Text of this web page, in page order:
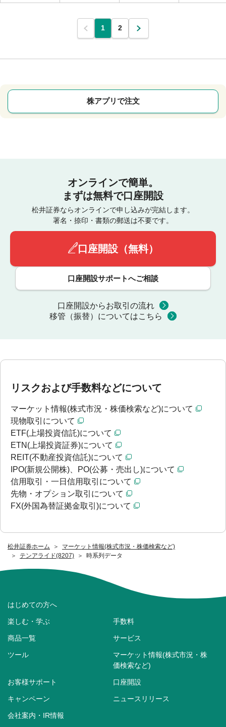
松井証券ホーム
マーケット情報(株式市況・株価検索など)
テンアライド(8207)
時系列データ
1 2
株アプリで注文
オンラインで簡単。
まずは無料で口座開設
松井証券ならオンラインで申し込みが完結します。
署名・捺印・書類の郵送は不要です。
口座開設（無料）
口座開設サポートへご相談
口座開設からお取引の流れ
移管（振替）についてはこちら
リスクおよび手数料などについて
マーケット情報(株式市況・株価検索など)について
現物取引について
ETF(上場投資信託)について
ETN(上場投資証券)について
REIT(不動産投資信託)について
IPO(新規公開株)、PO(公募・売出し)について
信用取引・一日信用取引について
先物・オプション取引について
FX(外国為替証拠金取引)について
はじめての方へ
楽しむ・学ぶ 手数料
商品一覧 サービス
ツール
マーケット情報(株式市況・株
価検索など)
お客様サポート 口座開設
キャンペーン ニュースリリース
会社案内・IR情報